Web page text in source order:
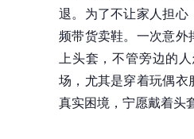
退。为了不让家人担心
频带货卖鞋。一次意
上头套，不管旁边的
场，尤其是穿着玩偶衣
真实困境，宁愿戴着头